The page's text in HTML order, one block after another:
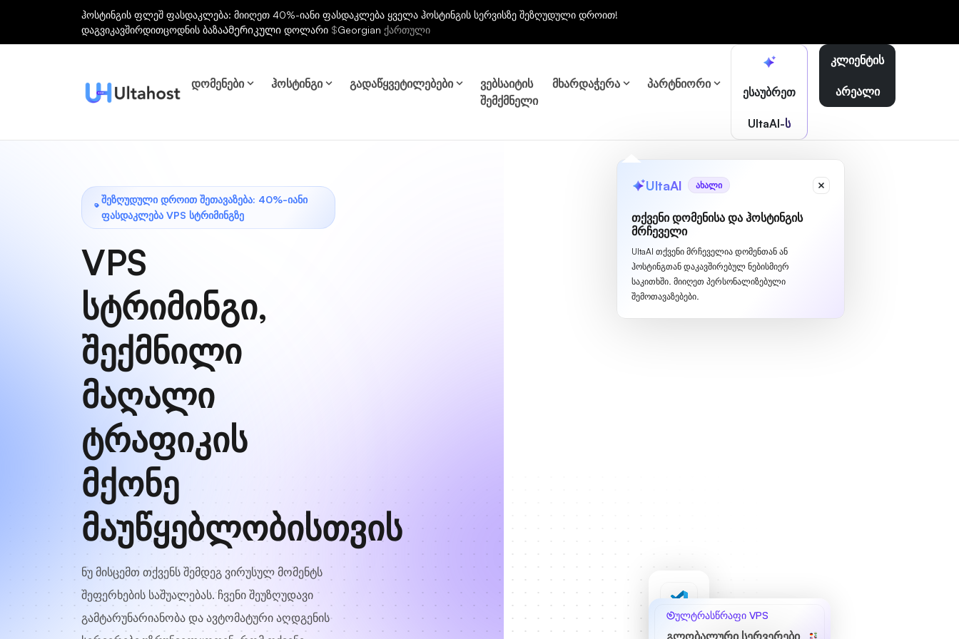
ჰოსტინგის ფლეშ ფასდაკლება: მიიღეთ 40%-იანი ფასდაკლება ყველა ჰოსტინგის სერვისზე შეზღუდული დროით!
დაგვიკავშირდითცოდნის ბაზაᲐმერიკული დოლარი $Georgian ქართული
დომენები ჰოსტინგი გადაწყვეტილებები
ვებსაიტის
შემქმნელი
მხარდაჭერა პარტნიორი
ესაუბრეთ
UltaAI-ს
UltaAI ახალი
თქვენი დომენისა და ჰოსტინგის
მრჩეველი
UltaAI თქვენი მრჩეველია დომენთან ან
ჰოსტინგთან დაკავშირებულ ნებისმიერ
საკითხში. მიიღეთ პერსონალიზებული
შემოთავაზებები.
კლიენტის
არეალი
ᲨᲔᲖᲦᲣᲓᲣᲚᲘ ᲓᲠᲝᲘᲗ ᲨᲔᲗᲐᲕᲐᲖᲔᲑᲐ: 40%-ᲘᲐᲜᲘ
ᲤᲐᲡᲓᲐᲙᲚᲔᲑᲐ VPS ᲡᲢᲠᲘᲛᲘᲜᲒᲖᲔ
VPS
სტრიმინგი,
შექმნილი
მაღალი
ტრაფიკის
მქონე
მაუწყებლობისთვის
ნუ მისცემთ თქვენს შემდეგ ვირუსულ მომენტს
შეფერხების საშუალებას. ჩვენი შეუზღუდავი
გამტარუნარიანობა და ავტომატური აღდგენის
ულტრასწრაფი VPS